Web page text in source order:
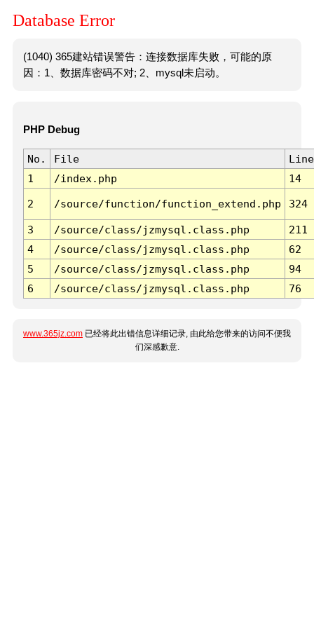
Database Error
(1040) 365建站错误警告：连接数据库失败，可能的原
因：1、数据库密码不对; 2、mysql未启动。
PHP Debug
No. File
Line
1
/index.php 14
2 /source/function/function_extend.php 324
3 /source/class/jzmysql.class.php
211
4
/source/class/jzmysql.class.php
62
5
/source/class/jzmysql.class.php
94
6
/source/class/jzmysql.class.php 76
www.365jz.com 已经将此出错信息详细记录, 由此给您带来的访问不便我
们深感歉意.